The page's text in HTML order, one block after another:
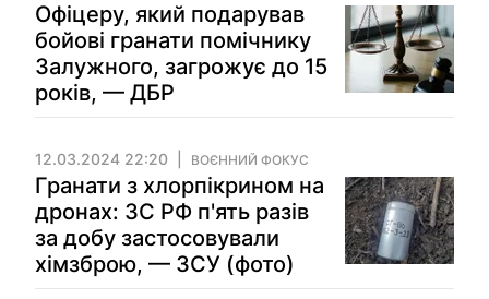
Офіцеру, який подарував
бойові гранати помічнику
Залужного, загрожує до 15
років, — ДБР
12.03.2024 22:20 ВОЄННИЙ ФОКУС
Гранати з хлорпікрином на
дронах: ЗС РФ п'ять разів
за добу застосовували
хімзброю, — ЗСУ (фото)